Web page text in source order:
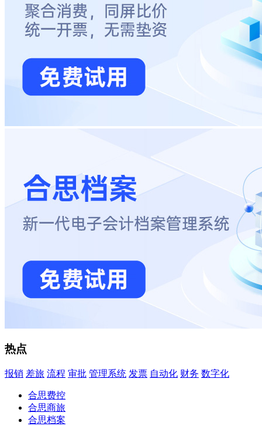
热点
报销 差旅 流程 审批 管理系统 发票 自动化 财务 数字化
合思费控
合思商旅
合思档案